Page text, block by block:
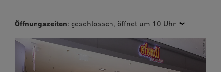
Öffnungszeiten: geschlossen, öffnet um 10 Uhr